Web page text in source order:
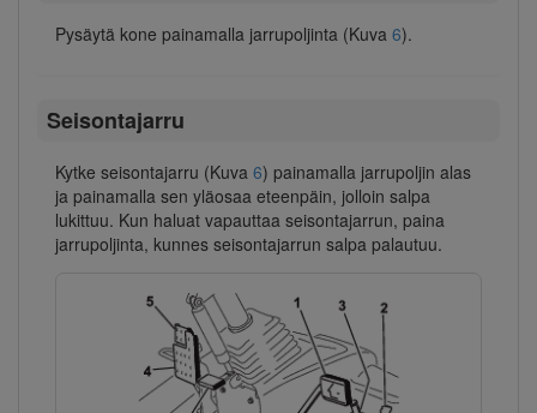
Pysäytä kone painamalla jarrupoljinta (Kuva 6).
Seisontajarru
Kytke seisontajarru (Kuva 6) painamalla jarrupoljin alas
ja painamalla sen yläosaa eteenpäin, jolloin salpa
lukittuu. Kun haluat vapauttaa seisontajarrun, paina
jarrupoljinta, kunnes seisontajarrun salpa palautuu.